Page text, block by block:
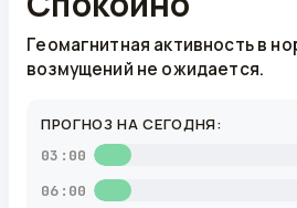
Геомагнитная активность в
возмущений не ожидается.
ПРОГНОЗ НА СЕГОДНЯ:
03:00
06:00